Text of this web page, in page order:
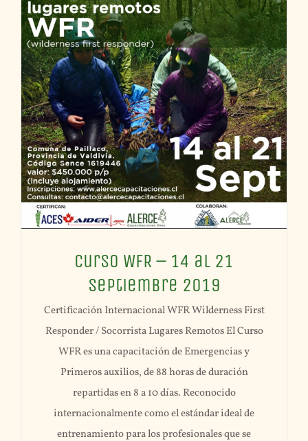
Curso WFR – 14 al 21
Septiembre 2019
Certificación Internacional WFR Wilderness First
Responder / Socorrista Lugares Remotos El Curso
WFR es una capacitación de Emergencias y
Primeros auxilios, de 88 horas de duración
repartidas en 8 a 10 días. Reconocido
internacionalmente como el estándar ideal de
entrenamiento para los profesionales que se